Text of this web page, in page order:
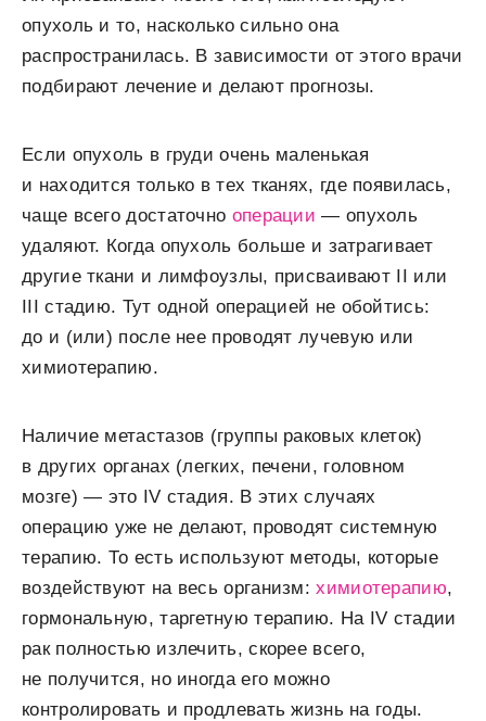
опухоль и то, насколько сильно она
распространилась. В зависимости от этого врачи
подбирают лечение и делают прогнозы.
Если опухоль в груди очень маленькая
и находится только в тех тканях, где появилась,
чаще всего достаточно операции — опухоль
удаляют. Когда опухоль больше и затрагивает
другие ткани и лимфоузлы, присваивают II или
III стадию. Тут одной операцией не обойтись:
до и (или) после нее проводят лучевую или
химиотерапию.
Наличие метастазов (группы раковых клеток)
в других органах (легких, печени, головном
мозге) — это IV стадия. В этих случаях
операцию уже не делают, проводят системную
терапию. То есть используют методы, которые
воздействуют на весь организм:химиотерапию,
гормональную, таргетную терапию. На IV стадии
рак полностью излечить, скорее всего,
не получится, но иногда его можно
контролировать и продлевать жизнь на годы.